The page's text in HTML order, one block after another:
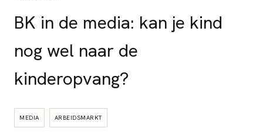
BK in de media: kan je kind
nog wel naar de
kinderopvang?
MEDIA ARBEIDSMARKT